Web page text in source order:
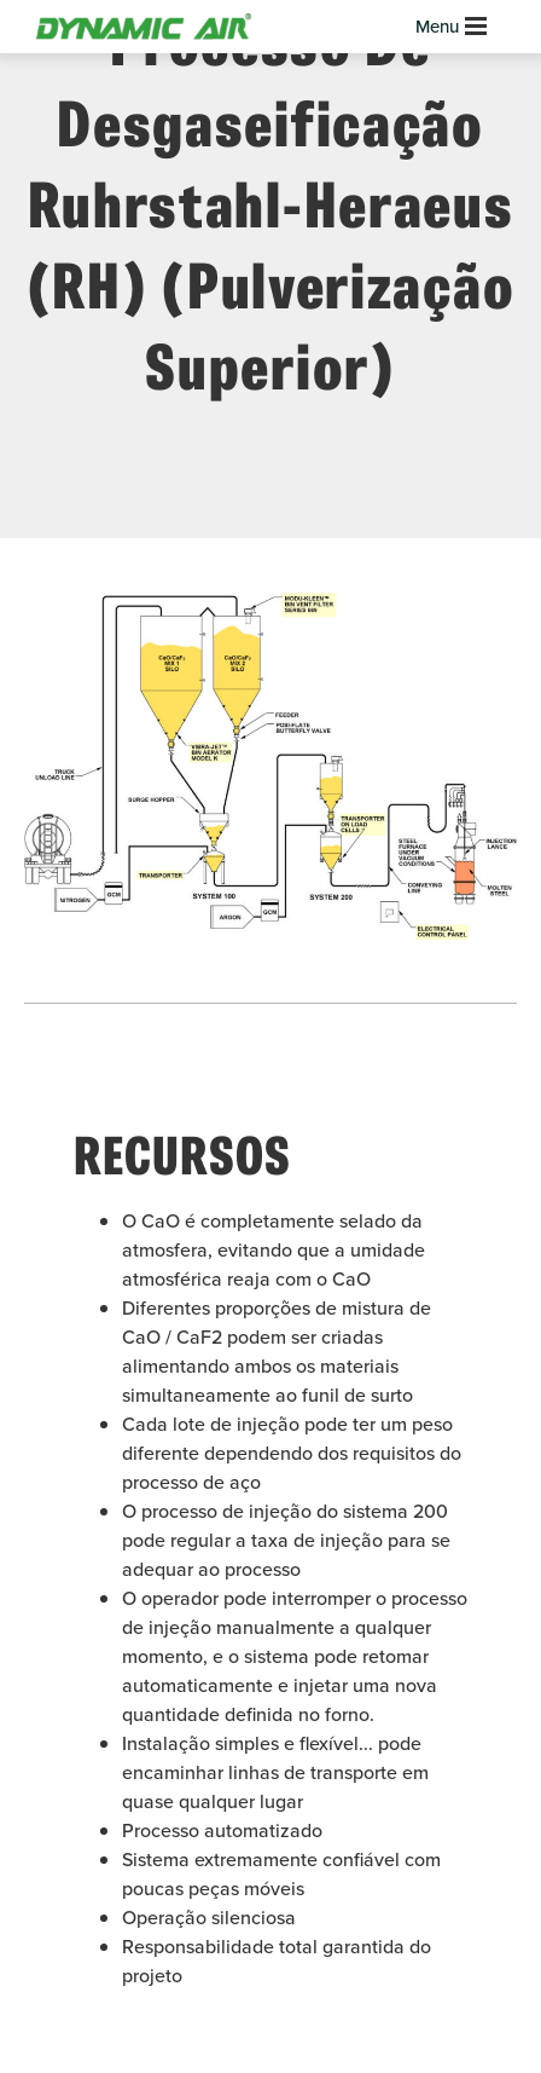
Processo De
Desgaseificação
Ruhrstahl-Heraeus
(RH) (pulverização
Superior)
RECURSOS
O CaO é completamente selado da
atmosfera, evitando que a umidade
atmosférica reaja com o CaO
Diferentes proporções de mistura de
CaO / CaF2 podem ser criadas
alimentando ambos os materiais
simultaneamente ao funil de surto
Cada lote de injeção pode ter um peso
diferente dependendo dos requisitos do
processo de aço
O processo de injeção do sistema 200
pode regular a taxa de injeção para se
adequar ao processo
O operador pode interromper o processo
de injeção manualmente a qualquer
momento, e o sistema pode retomar
automaticamente e injetar uma nova
quantidade definida no forno.
Instalação simples e flexível... pode
encaminhar linhas de transporte em
quase qualquer lugar
Processo automatizado
Sistema extremamente confiável com
poucas peças móveis
Operação silenciosa
Responsabilidade total garantida do
projeto